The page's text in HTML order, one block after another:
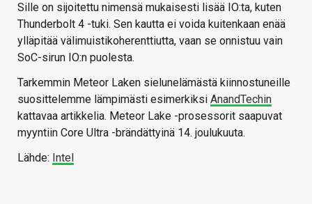
Sille on sijoitettu nimensä mukaisesti lisää IO:ta, kuten
Thunderbolt 4 -tuki. Sen kautta ei voida kuitenkaan enää
ylläpitää välimuistikoherenttiutta, vaan se onnistuu vain
SoC-sirun IO:n puolesta.
Tarkemmin Meteor Laken sielunelämästä kiinnostuneille
suosittelemme lämpimästi esimerkiksi AnandTechin
kattavaa artikkelia. Meteor Lake -prosessorit saapuvat
myyntiin Core Ultra -brändättyinä 14. joulukuuta.
Lähde: Intel